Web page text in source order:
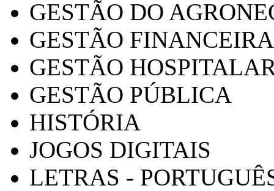
GESTÃO DO
GESTÃO FINANCEIRA
GESTÃO
GESTÃO PÚBLICA
HISTÓRIA
JOGOS DIGITAIS
LETRAS -